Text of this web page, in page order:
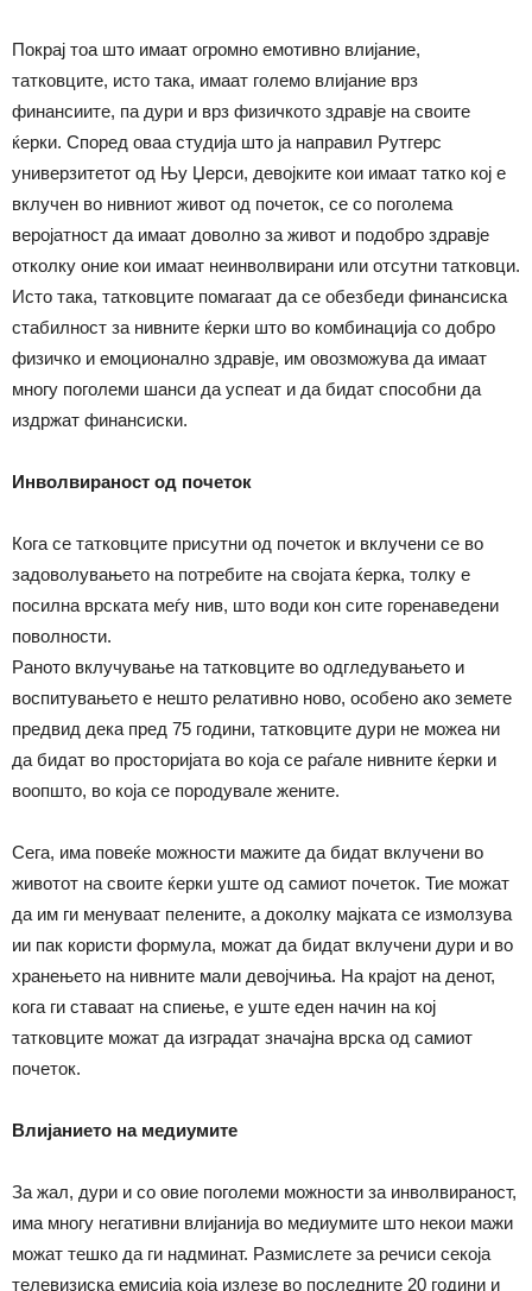
Покрај тоа што имаат огромно емотивно влијание,
татковците, исто така, имаат големо влијание врз
финансиите, па дури и врз физичкото здравје на своите
ќерки. Според оваа студија што ја направил Рутгерс
универзитетот од Њу Џерси, девојките кои имаат татко кој е
вклучен во нивниот живот од почеток, се со поголема
веројатност да имаат доволно за живот и подобро здравје
отколку оние кои имаат неинволвирани или отсутни татковци.
Исто така, татковците помагаат да се обезбеди финансиска
стабилност за нивните ќерки што во комбинација со добро
физичко и емоционално здравје, им овозможува да имаат
многу поголеми шанси да успеат и да бидат способни да
издржат финансиски.
Инволвираност од почеток
Кога се татковците присутни од почеток и вклучени се во
задоволувањето на потребите на својата ќерка, толку е
посилна врската меѓу нив, што води кон сите горенаведени
поволности.
Раното вклучување на татковците во одгледувањето и
воспитувањето е нешто релативно ново, особено ако земете
предвид дека пред 75 години, татковците дури не можеа ни
да бидат во просторијата во која се раѓале нивните ќерки и
воопшто, во која се породувале жените.
Сега, има повеќе можности мажите да бидат вклучени во
животот на своите ќерки уште од самиот почеток. Тие можат
да им ги менуваат пелените, а доколку мајката се измолзува
ии пак користи формула, можат да бидат вклучени дури и во
хранењето на нивните мали девојчиња. На крајот на денот,
кога ги ставаат на спиење, е уште еден начин на кој
татковците можат да изградат значајна врска од самиот
почеток.
Влијанието на медиумите
За жал, дури и со овие поголеми можности за инволвираност,
има многу негативни влијанија во медиумите што некои мажи
можат тешко да ги надминат. Размислете за речиси секоја
телевизиска емисија која излезе во последните 20 години и